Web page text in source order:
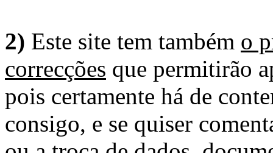
2) Este site tem também o
correcções que permitirão
pois certamente há de
consigo, e se quiser